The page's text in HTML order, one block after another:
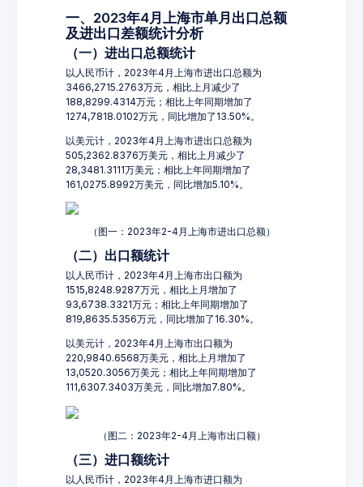
一、2023年4月上海市单月出口总额
及进出口差额统计分析
（一）进出口总额统计
以人民币计，2023年4月上海市进出口总额为
3466,2715.2763万元，相比上月减少了
188,8299.4314万元；相比上年同期增加了
1274,7818.0102万元，同比增加了13.50%。
以美元计，2023年4月上海市进出口总额为
505,2362.8376万美元，相比上月减少了
28,3481.3111万美元；相比上年同期增加了
161,0275.8992万美元，同比增加5.10%。
（图一：2023年2-4月上海市进出口总额）
（二）出口额统计
以人民币计，2023年4月上海市出口额为
1515,8248.9287万元，相比上月增加了
93,6738.3321万元；相比上年同期增加了
819,8635.5356万元，同比增加了16.30%。
以美元计，2023年4月上海市出口额为
220,9840.6568万美元，相比上月增加了
13,0520.3056万美元；相比上年同期增加了
111,6307.3403万美元，同比增加7.80%。
（图二：2023年2-4月上海市出口额）
（三）进口额统计
以人民币计，2023年4月上海市进口额为